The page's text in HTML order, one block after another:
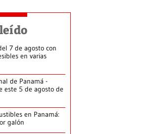
7 de agosto con
en varias
de Panamá -
este 5 de agosto de
en Panamá:
galón